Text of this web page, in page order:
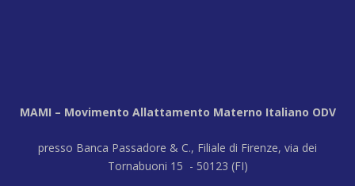
MAMI – Movimento Allattamento Materno Italiano ODV
presso Banca Passadore & C., Filiale di Firenze, via dei
Tornabuoni 15 - 50123 (FI)